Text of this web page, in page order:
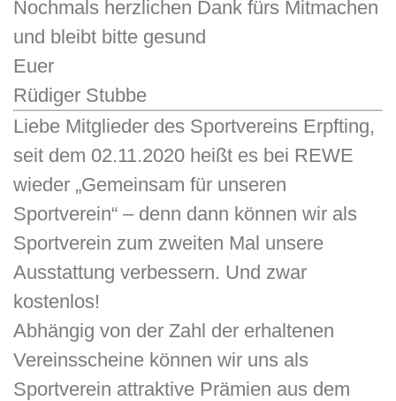
Nochmals herzlichen Dank fürs Mitmachen​
und bleibt bitte gesund​
Euer
Rüdiger Stubbe
Liebe Mitglieder des Sportvereins Erpfting,
seit dem 02.11.2020 heißt es bei REWE
wieder „Gemeinsam für unseren
Sportverein“ – denn dann können wir als
Sportverein zum zweiten Mal unsere
Ausstattung verbessern. Und zwar
kostenlos!
Abhängig von der Zahl der erhaltenen
Vereinsscheine können wir uns als
Sportverein attraktive Prämien aus dem